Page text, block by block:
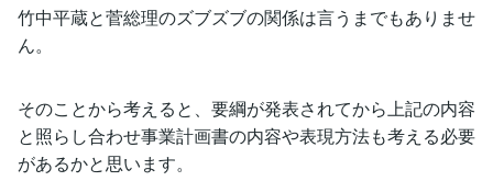
竹中平蔵と菅総理のズブズブの関係は言うまでもありませ
ん。
そのことから考えると、要綱が発表されてから上記の内容
と照らし合わせ事業計画書の内容や表現方法も考える必要
があるかと思います。